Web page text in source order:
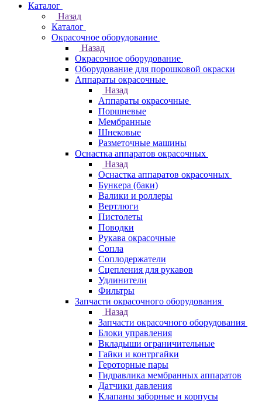
Каталог
Назад
Каталог
Окрасочное оборудование
Назад
Окрасочное оборудование
Оборудование для порошковой окраски
Аппараты окрасочные
Назад
Аппараты окрасочные
Поршневые
Мембранные
Шнековые
Разметочные машины
Оснастка аппаратов окрасочных
Назад
Оснастка аппаратов окрасочных
Бункера (баки)
Валики и роллеры
Вертлюги
Пистолеты
Поводки
Рукава окрасочные
Сопла
Соплодержатели
Сцепления для рукавов
Удлинители
Фильтры
Запчасти окрасочного оборудования
Назад
Запчасти окрасочного оборудования
Блоки управления
Вкладыши ограничительные
Гайки и контргайки
Героторные пары
Гидравлика мембранных аппаратов
Датчики давления
Клапаны заборные и корпусы